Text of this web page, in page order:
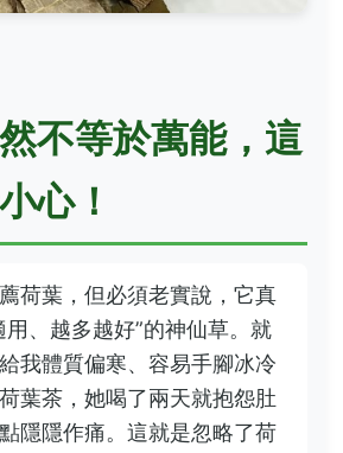
不等於萬能，這
心！
荷葉，但必須老實說，它真
用、越多越好”的神仙草。就
我體質偏寒、容易手腳冰冷
葉茶，她喝了兩天就抱怨肚
隱隱作痛。這就是忽略了荷